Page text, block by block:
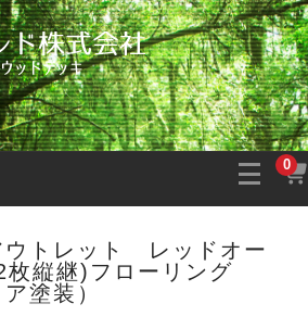
0
ウトレット レッドオー
縦継)フローリング
塗装）